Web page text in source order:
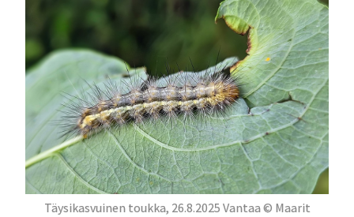
Täysikasvuinen toukka, 26.8.2025 Vantaa © Maarit